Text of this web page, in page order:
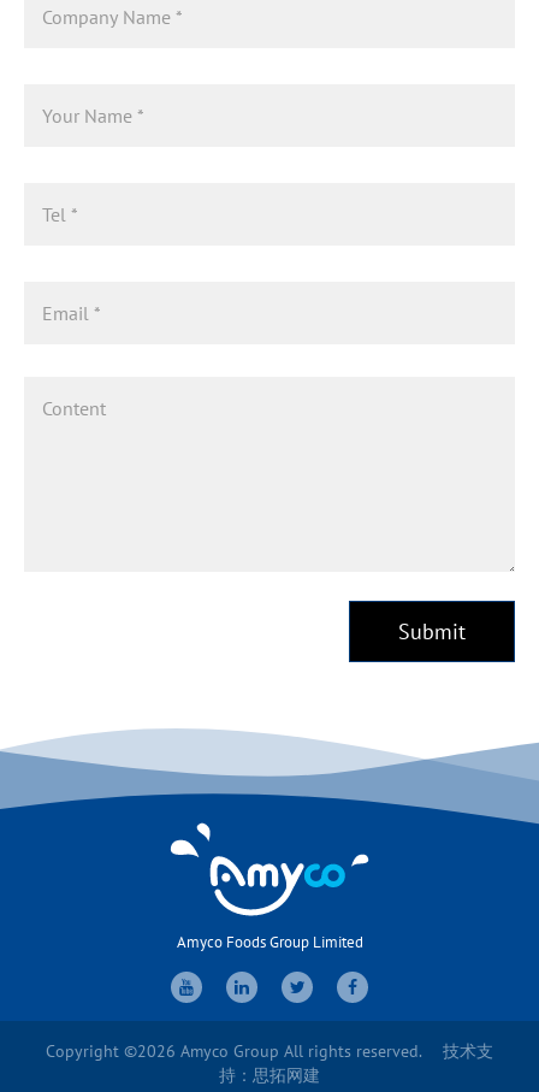
Submit
Amyco Foods Group Limited
Copyright ©2026 Amyco Group All rights reserved.
技术支
持： 思拓网建